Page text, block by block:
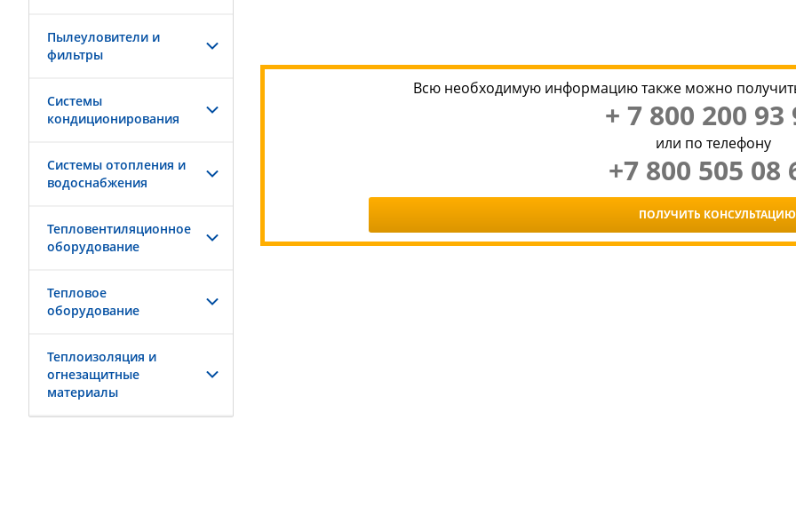
Пылеуловители и
фильтры
Системы
кондиционирования
Системы отопления и
водоснабжения
Тепловентиляционное
оборудование
Тепловое
оборудование
Теплоизоляция и
огнезащитные
материалы
Всю необходимую информацию также можно
+ 7 800 200 93
или по телефону
+7 800 505 08
ПОЛУЧИТЬ КОНСУЛЬТАЦИЮ